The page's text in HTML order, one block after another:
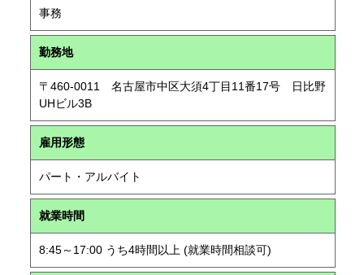
事務
勤務地
〒460-0011 名古屋市中区大須4丁目11番17号 日比野
UHビル3B
雇用形態
パート・アルバイト
就業時間
8:45～17:00 うち4時間以上 (就業時間相談可)